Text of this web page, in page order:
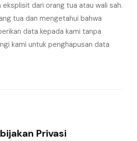
dari orang tua atau wali sah.
tua dan mengetahui bahwa
data kepada kami tanpa
kami untuk penghapusan data
Privasi